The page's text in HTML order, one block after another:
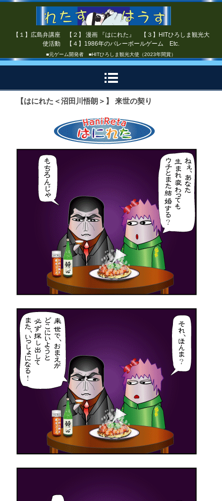
【１】広島弁講座 【２】 漫画 『はにれた』 【３】HITひろしま観光大
使活動 【４】1986年のバレーボールゲーム Etc.
■元ゲーム開発者 ■HITひろしま観光大使（2023年間賞）
【はにれた＜沼田川悟朗＞】 来世の契り